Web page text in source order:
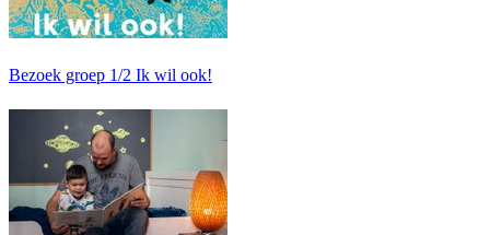
Bezoek groep 1/2 Ik wil ook!